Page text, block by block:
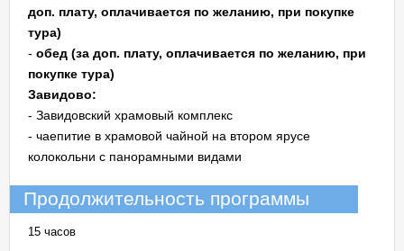
доп. плату, оплачивается по желанию, при покупке
тура)
- обед (за доп. плату, оплачивается по желанию, при
покупке тура)
Завидово:
- Завидовский храмовый комплекс
- чаепитие в храмовой чайной на втором ярусе
колокольни с панорамными видами
Продолжительность программы
15 часов